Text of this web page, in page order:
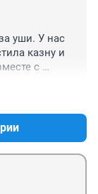
уши. У нас
казну и
с